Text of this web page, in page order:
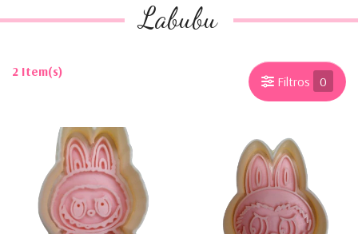
Labubu
2 Item(s)
Filtros 0